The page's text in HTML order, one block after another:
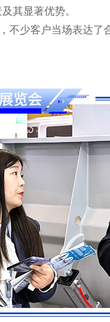
其显著优势。
少客户当场表达了